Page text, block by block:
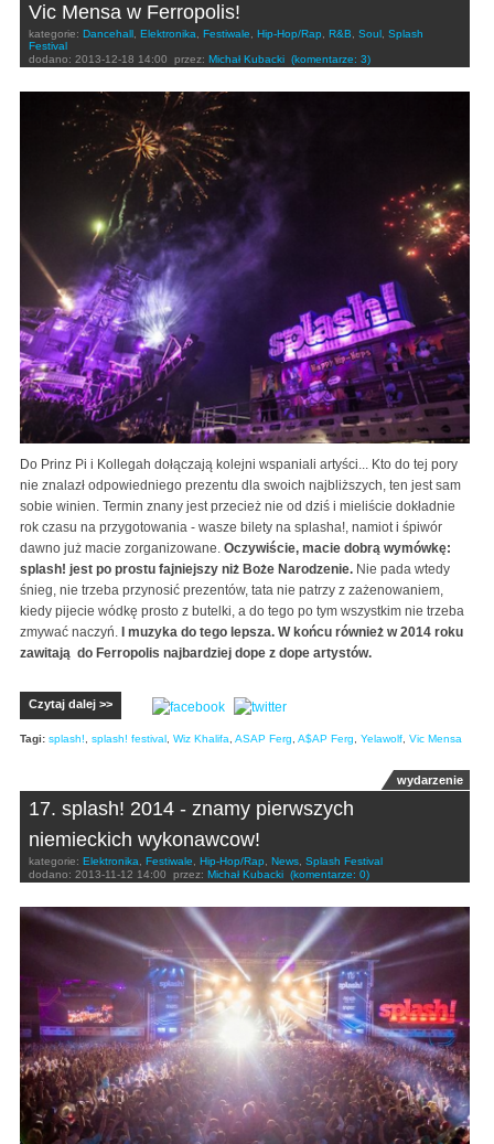
Vic Mensa w Ferropolis!
kategorie: Dancehall Elektronika Festiwale Hip-Hop/Rap R&B Soul Splash
Festival
dodano: 2013-12-18 14:00 przez: Michał Kubacki (komentarze: 3)
Do Prinz Pi i Kollegah dołączają kolejni wspaniali artyści... Kto do tej pory
nie znalazł odpowiedniego prezentu dla swoich najbliższych, ten jest sam
sobie winien. Termin znany jest przecież nie od dziś i mieliście dokładnie
rok czasu na przygotowania - wasze bilety na splasha!, namiot i śpiwór
dawno już macie zorganizowane. Oczywiście, macie dobrą wymówkę:
splash! jest po prostu fajniejszy niż Boże Narodzenie. Nie pada wtedy
śnieg, nie trzeba przynosić prezentów, tata nie patrzy z zażenowaniem,
kiedy pijecie wódkę prosto z butelki, a do tego po tym wszystkim nie trzeba
zmywać naczyń. I muzyka do tego lepsza. W końcu również w 2014 roku
zawitają do Ferropolis najbardziej dope z dope artystów.
Czytaj dalej >>
Tagi: splash! splash! festival Wiz Khalifa ASAP Ferg A$AP Ferg Yelawolf Vic Mensa
wydarzenie
17. splash! 2014 - znamy pierwszych
niemieckich wykonawcow!
kategorie: Elektronika Festiwale Hip-Hop/Rap News Splash Festival
dodano: 2013-11-12 14:00 przez: Michał Kubacki (komentarze: 0)